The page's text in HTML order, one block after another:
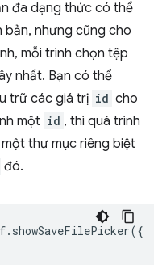
đa dạng thức có thể
nhưng cũng cho
mỗi trình chọn tệp
nhất. Bạn có thể
trữ các giá trị id cho
một id , thì quá trình
thư mục riêng biệt
đó.
. showSaveFilePicker({